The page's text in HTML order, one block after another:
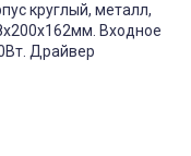
круглый, металл,
Входное
Драйвер